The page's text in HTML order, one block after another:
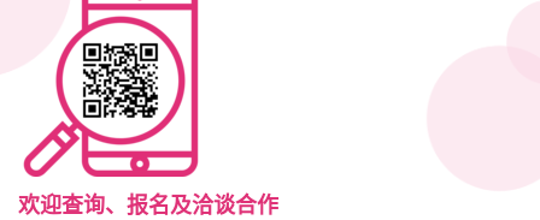
欢迎查询、报名及洽谈合作